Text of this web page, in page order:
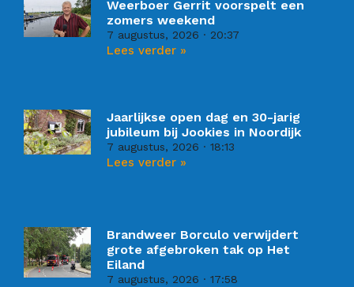
Weerboer Gerrit voorspelt een
zomers weekend
7 augustus, 2026 20:37
Lees verder »
Jaarlijkse open dag en 30-jarig
jubileum bij Jookies in Noordijk
7 augustus, 2026 18:13
Lees verder »
Brandweer Borculo verwijdert
grote afgebroken tak op Het
Eiland
7 augustus, 2026 17:58